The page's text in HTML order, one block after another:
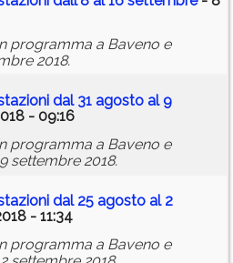
programma a Baveno e
2018.
dal 31 agosto al 9
- 09:16
programma a Baveno e
settembre 2018.
dal 25 agosto al 2
- 11:34
programma a Baveno e